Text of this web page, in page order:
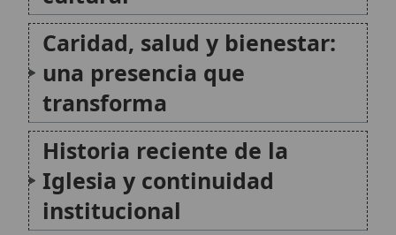
Citas y referencias
Modificado el 18 de julio de 2026 •FideScore™ 8.23 • Citar este
artículo•Paq. Scorm (LMS)•Sugerir mejora•Compartir artículo
Imprimir artículo•Generar QR•Instalar aplicación
El catolicismo actual en África
El catolicismo en África vive una expansión real junto
Iglesia crece en número de fieles, fortalece su
organización continental mediante estructuras como
el SECAM (Simposio de las Conferencias Episcopales
de África y...